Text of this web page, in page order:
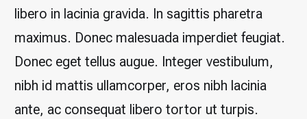
libero in lacinia gravida. In sagittis pharetra
maximus. Donec malesuada imperdiet feugiat.
Donec eget tellus augue. Integer vestibulum,
nibh id mattis ullamcorper, eros nibh lacinia
ante, ac consequat libero tortor ut turpis.